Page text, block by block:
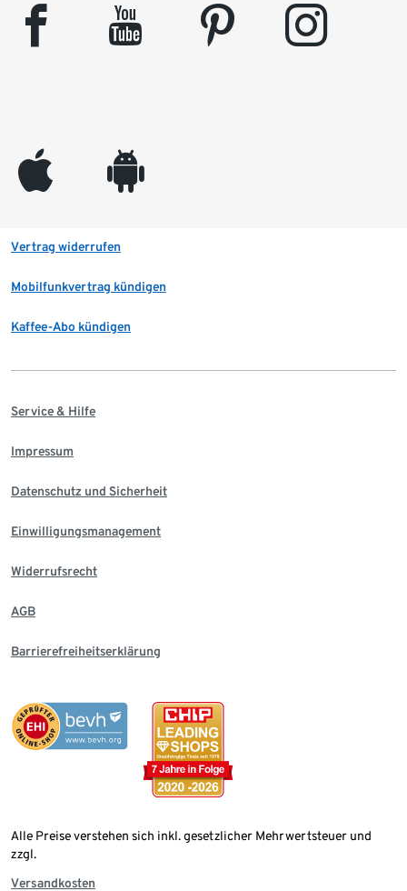
facebook youtube pinterest instagram
appleinc android
Vertrag widerrufen
Mobilfunkvertrag kündigen
Kaffee-Abo kündigen
Service & Hilfe
Impressum
Datenschutz und Sicherheit
Einwilligungsmanagement
Widerrufsrecht
AGB
Barrierefreiheitserklärung
Alle Preise verstehen sich inkl. gesetzlicher Mehrwertsteuer und
zzgl.
Versandkosten